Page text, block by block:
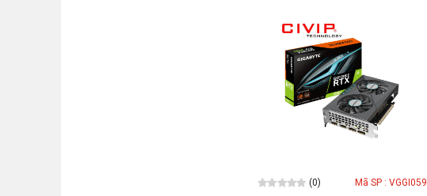
(0) Mã SP : VGGI059